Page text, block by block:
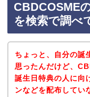
CBDCOSME
を検索で調べ
ちょっと、自分の誕
思ったんだけど、
誕生日特典の人に向
ンなどを配布してい